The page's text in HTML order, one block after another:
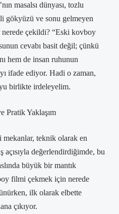
masalsı dünyası, tozlu
gökyüzü ve sonu gelmeyen
çekildi? “Eski kovboy
cevabı basit değil; çünkü
hem de insan ruhunun
ifade ediyor. Hadi o zaman,
birlikte irdeleyelim.
Pratik Yaklaşım
teknik olarak en
açısıyla değerlendirdiğimde, bu
büyük bir mantık
filmi çekmek için nerede
ilk olarak elbette
çıkıyor.